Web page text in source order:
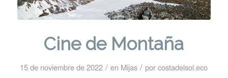
Cine de Montaña
15 de noviembre de 2022 / en Mijas / porcostadelsol.eco